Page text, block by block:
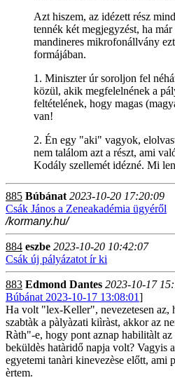
Azt hiszem, az idézett rész
tennék két megjegyzést, ha
mandineres mikrofonállvány
formájában.
1. Miniszter úr soroljon fel
közül, akik megfelelnének a
feltételének, hogy magas
van!
2. Én egy "aki" vagyok,
nem találom azt a részt, ami
Kodály szellemét idézné. Mi
885 Búbánat 2023-10-20 17:20:09
Csák János a Zeneakadémia ügyéről
/kormany.hu/
884 eszbe 2023-10-20 10:42:07
Csák új pályázatot ír ki
883 Edmond Dantes 2023-10-17
Búbánat 2023-10-17 13:08:01]
Ha volt "lex-Keller", nevezetesen az,
szabtàk a pàlyàzati kiìràst, akkor az
Ràth"-e, hogy pont aznap habilitàlt
beküldès hatàridő napja volt? Vagyis
egyetemi tanàri kinevezèse előtt, ami
èrtem.